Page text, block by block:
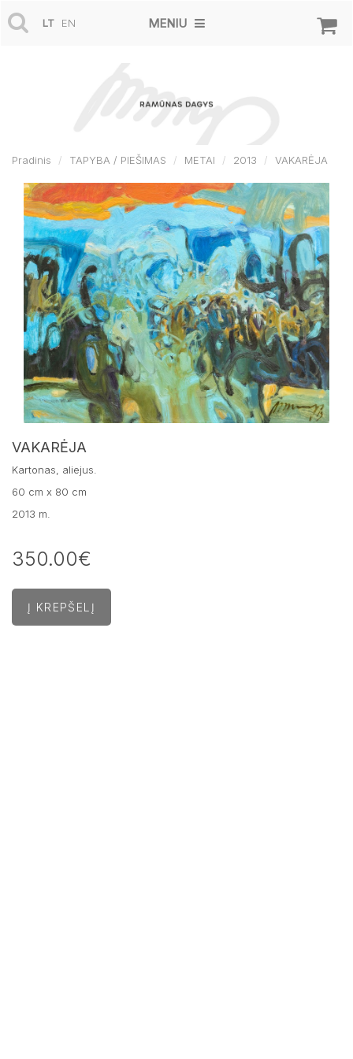
LT EN MENIU
Pradinis TAPYBA / PIEŠIMAS METAI 2013 VAKARĖJA
VAKARĖJA
Kartonas, aliejus.
60 cm x 80 cm
2013 m.
350.00€